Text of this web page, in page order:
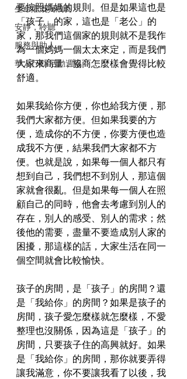
生命灌溉與成長
安靜，聆聽
服務與助人
華人行動 活動週報
要按照媽媽的規則。但是如果這也是
「孩子」的家，這也是「老公」的
家，那我們這個家的規則就不是我作
為一個媽媽一個太太來定，而是我們
大家來商量，協商怎麼樣會覺得比較
舒適。
如果我給你方便，你也給我方便，那
我們大家都方便。但如果我要的方
便，造成你的不方便，你要方便也造
成我不方便，結果我們大家都不方
便。也就是說，如果每一個人都只有
想到自己，我們想不到別人，那這個
家就會很亂。但是如果每一個人在照
顧自己的同時，他會去考慮到別人的
存在，別人的感受、別人的需求；然
後他的需要，盡量不要造成別人家的
困擾，那這樣的話，大家生活在同一
個空間就會比較愉快。
孩子的房間，是「孩子」的房間？還
是「我給你」的房間？如果是孩子的
房間，孩子愛怎麼樣就怎麼樣，不愛
整理也沒關係，因為這是「孩子」的
房間，只要孩子住的高興就好。如果
是「我給你」的房間，那你就要弄得
讓我滿意，你不要讓我看了以後，我